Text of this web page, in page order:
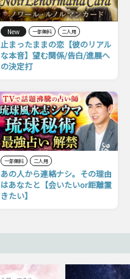
New 一部無料 二人用
止まったままの恋【彼のリアル
な本音】望む関係/告白/進展へ
の決定打
一部無料 二人用
あの人から連絡ナシ。その理由
はあなたと【会いたいor距離置
きたい】